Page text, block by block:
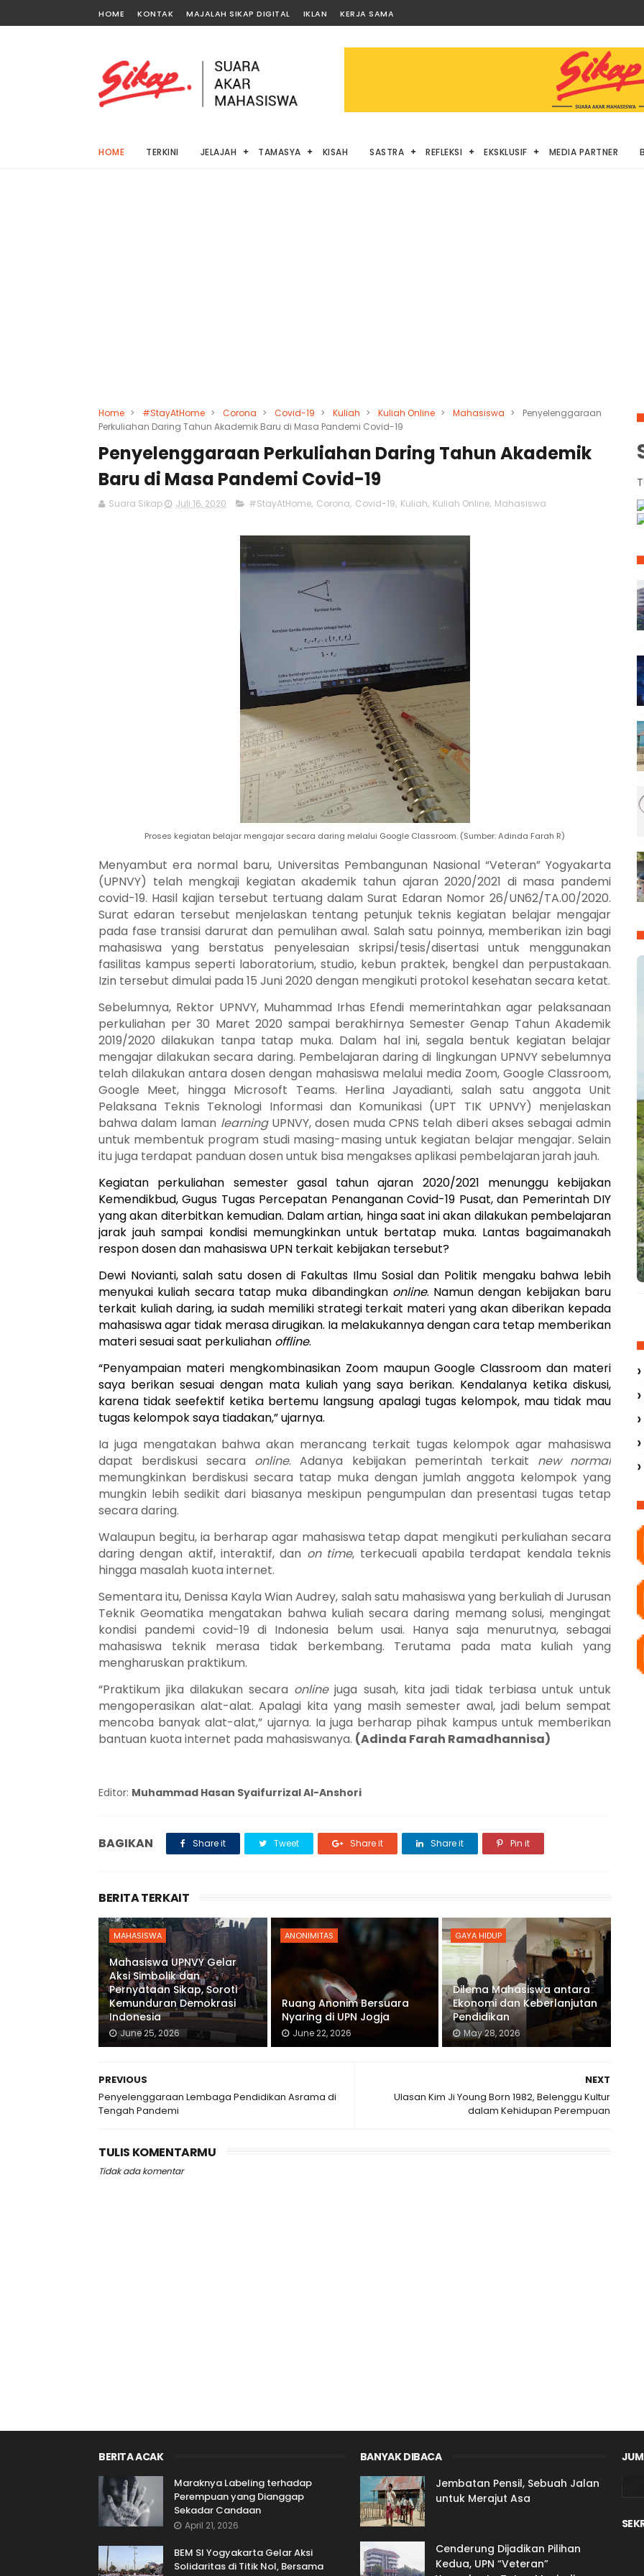
HOME KONTAK MAJALAH SIKAP DIGITAL IKLAN KERJA SAMA
HOME TERKINI JELAJAH TAMASYA KISAH SASTRA REFLEKSI EKSKLUSIF MEDIA PARTNER
Home > #StayAtHome > Corona > Covid-19 > Kuliah > Kuliah Online > Mahasiswa >
Penyelenggaraan
Perkuliahan Daring Tahun Akademik Baru di Masa Pandemi Covid-19
Penyelenggaraan Perkuliahan Daring Tahun Akademik
Baru di Masa Pandemi Covid-19
Suara Sikap Juli 16, 2020 #StayAtHome, Corona, Covid-19, Kuliah, Kuliah Online, Mahasiswa
Proses kegiatan belajar mengajar secara daring melalui Google Classroom. (Sumber: Adinda Farah R)
Menyambut era normal baru, Universitas Pembangunan Nasional “Veteran” Yogyakarta
(UPNVY) telah mengkaji kegiatan akademik tahun ajaran 2020/2021 di masa pandemi
covid-19. Hasil kajian tersebut tertuang dalam Surat Edaran Nomor 26/UN62/TA.00/2020.
Surat edaran tersebut menjelaskan tentang petunjuk teknis kegiatan belajar mengajar
pada fase transisi darurat dan pemulihan awal. Salah satu poinnya, memberikan izin bagi
mahasiswa yang berstatus penyelesaian skripsi/tesis/disertasi untuk menggunakan
fasilitas kampus seperti laboratorium, studio, kebun praktek, bengkel dan perpustakaan.
Izin tersebut dimulai pada 15 Juni 2020 dengan mengikuti protokol kesehatan secara ketat.
Sebelumnya, Rektor UPNVY, Muhammad Irhas Efendi memerintahkan agar pelaksanaan
perkuliahan per 30 Maret 2020 sampai berakhirnya Semester Genap Tahun Akademik
2019/2020 dilakukan tanpa tatap muka. Dalam hal ini, segala bentuk kegiatan belajar
mengajar dilakukan secara daring. Pembelajaran daring di lingkungan UPNVY sebelumnya
telah dilakukan antara dosen dengan mahasiswa melalui media Zoom, Google Classroom,
Google Meet, hingga Microsoft Teams. Herlina Jayadianti, salah satu anggota Unit
Pelaksana Teknis Teknologi Informasi dan Komunikasi (UPT TIK UPNVY) menjelaskan
bahwa dalam laman learningUPNVY, dosen muda CPNS telah diberi akses sebagai admin
untuk membentuk program studi masing-masing untuk kegiatan belajar mengajar. Selain
itu juga terdapat panduan dosen untuk bisa mengakses aplikasi pembelajaran jarah jauh.
Kegiatan perkuliahan semester gasal tahun ajaran 2020/2021 menunggu kebijakan
Kemendikbud, Gugus Tugas Percepatan Penanganan Covid-19 Pusat, dan Pemerintah DIY
yang akan diterbitkan kemudian. Dalam artian, hinga saat ini akan dilakukan pembelajaran
jarak jauh sampai kondisi memungkinkan untuk bertatap muka. Lantas bagaimanakah
respon dosen dan mahasiswa UPN terkait kebijakan tersebut?
Dewi Novianti, salah satu dosen di Fakultas Ilmu Sosial dan Politik mengaku bahwa lebih
menyukai kuliah secara tatap muka dibandingkan online. Namun dengan kebijakan baru
terkait kuliah daring, ia sudah memiliki strategi terkait materi yang akan diberikan kepada
mahasiswa agar tidak merasa dirugikan. Ia melakukannya dengan cara tetap memberikan
materi sesuai saat perkuliahan offline.
“Penyampaian materi mengkombinasikan Zoom maupun Google Classroom dan materi
saya berikan sesuai dengan mata kuliah yang saya berikan. Kendalanya ketika diskusi,
karena tidak seefektif ketika bertemu langsung apalagi tugas kelompok, mau tidak mau
tugas kelompok saya tiadakan,” ujarnya.
Ia juga mengatakan bahwa akan merancang terkait tugas kelompok agar mahasiswa
dapat berdiskusi secara online. Adanya kebijakan pemerintah terkait new normal
memungkinkan berdiskusi secara tatap muka dengan jumlah anggota kelompok yang
mungkin lebih sedikit dari biasanya meskipun pengumpulan dan presentasi tugas tetap
secara daring.
Walaupun begitu, ia berharap agar mahasiswa tetap dapat mengikuti perkuliahan secara
daring dengan aktif, interaktif, dan on time, terkecuali apabila terdapat kendala teknis
hingga masalah kuota internet.
Sementara itu, Denissa Kayla Wian Audrey, salah satu mahasiswa yang berkuliah di Jurusan
Teknik Geomatika mengatakan bahwa kuliah secara daring memang solusi, mengingat
kondisi pandemi covid-19 di Indonesia belum usai. Hanya saja menurutnya, sebagai
mahasiswa teknik merasa tidak berkembang. Terutama pada mata kuliah yang
mengharuskan praktikum.
“Praktikum jika dilakukan secara onlinejuga susah, kita jadi tidak terbiasa untuk untuk
mengoperasikan alat-alat. Apalagi kita yang masih semester awal, jadi belum sempat
mencoba banyak alat-alat,” ujarnya. Ia juga berharap pihak kampus untuk memberikan
bantuan kuota internet pada mahasiswanya. (Adinda Farah Ramadhannisa)
Editor: Muhammad Hasan Syaifurrizal Al-Anshori
BAGIKAN Share it Tweet Share it Share it Pin it
BERITA TERKAIT
MAHASISWA
Mahasiswa UPNVY Gelar
Aksi Simbolik dan
Pernyataan Sikap, Soroti
Kemunduran Demokrasi
Indonesia
June 25, 2026
ANONIMITAS
Ruang Anonim Bersuara
Nyaring di UPN Jogja
June 22, 2026
GAYA HIDUP
Dilema Mahasiswa antara
Ekonomi dan Keberlanjutan
Pendidikan
May 28, 2026
NEXT
Ulasan Kim Ji Young Born 1982, Belenggu Kultur
dalam Kehidupan Perempuan
PREVIOUS
Penyelenggaraan Lembaga Pendidikan Asrama di
Tengah Pandemi
TULIS KOMENTARMU
Tidak ada komentar
BERITA ACAK
Maraknya Labeling terhadap
Perempuan yang Dianggap
Sekadar Candaan
April 21, 2026
BEM SI Yogyakarta Gelar Aksi
Solidaritas di Titik Nol, Bersama
BANYAK DIBACA
Jembatan Pensil, Sebuah Jalan
untuk Merajut Asa
Cenderung Dijadikan Pilihan
Kedua, UPN “Veteran”